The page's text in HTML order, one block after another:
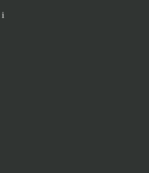
i